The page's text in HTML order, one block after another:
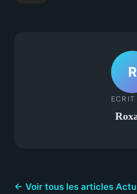
R
ECRIT
← Voir tous les articles Actu